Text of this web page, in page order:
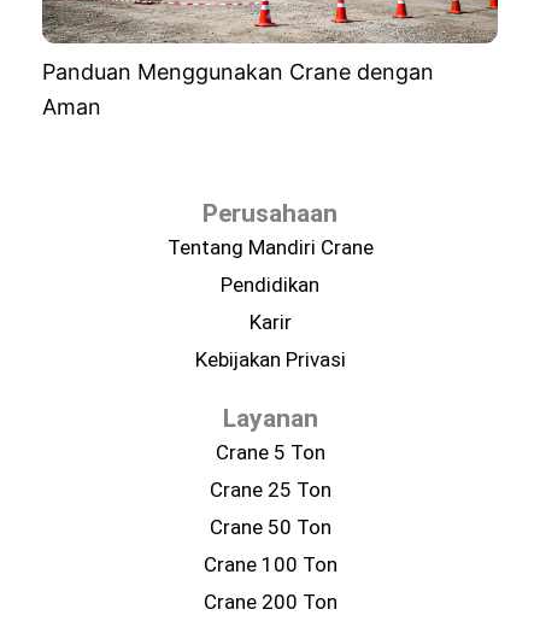
Panduan Menggunakan Crane dengan
Aman
Layanan
Crane 5 Ton
Crane 25 Ton
Crane 50 Ton
Crane 100 Ton
Crane 200 Ton
Perusahaan
Tentang Mandiri Crane
Pendidikan
Karir
Kebijakan Privasi